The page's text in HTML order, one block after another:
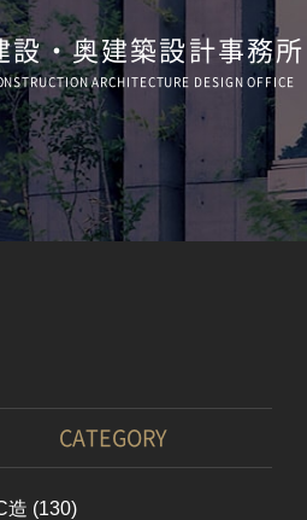
設・奥建築設計事務所
ARCHITECTURE DESIGN OFFICE
CATEGORY
造 (130)